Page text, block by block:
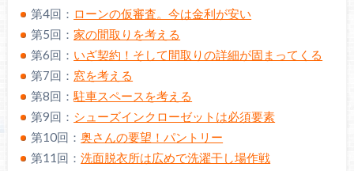
第4回： ローンの仮審査。今は金利が安い
第5回：家の間取りを考える
第6回： いざ契約！そして間取りの詳細が固まってくる
第7回： 窓を考える
第8回：駐車スペースを考える
第9回： シューズインクローゼットは必須要素
第10回：奥さんの要望！パントリー
第11回：洗面脱衣所は広めで洗濯干し場作戦